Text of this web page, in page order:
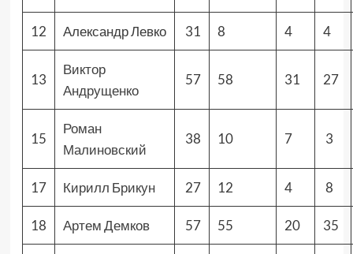
12 Александр Левко 31 8 4 4
13
Виктор
Андрущенко
57 58 31 27
15
Роман
Малиновский
38 10 7 3
17 Кирилл Брикун 27 12 4 8
18 Артем Демков 57 55 20 35